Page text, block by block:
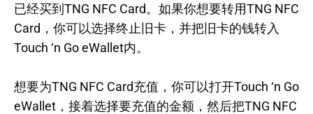
已经买到TNG NFC Card。如果你想要转用TNG NFC
Card，你可以选择终止旧卡，并把旧卡的钱转入
Touch ‘n Go eWallet内。
想要为TNG NFC Card充值，你可以打开Touch ‘n Go
eWallet，接着选择要充值的金额，然后把TNG NFC